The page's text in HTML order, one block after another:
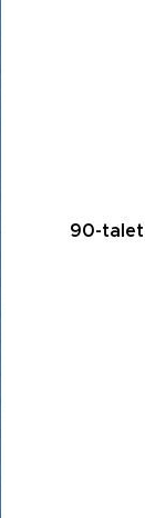
90-talet